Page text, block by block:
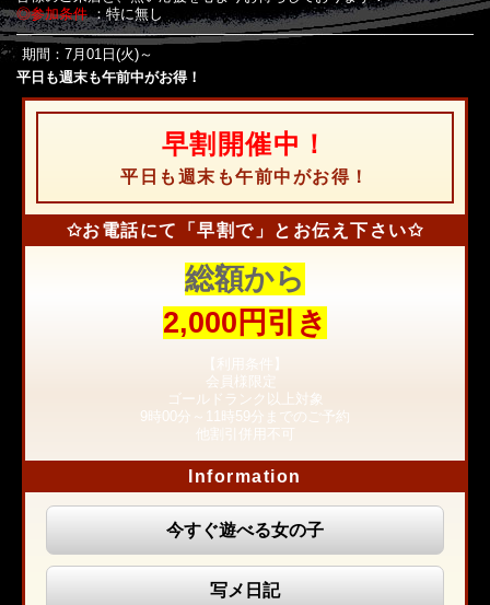
◎参加条件：特に無し
期間：7月01日(火)～
平日も週末も午前中がお得！
早割開催中！
平日も週末も午前中がお得！
✩お電話にて「早割で」とお伝え下さい✩
総額から
2,000円引き
【利用条件】
会員様限定
ゴールドランク以上対象
9時00分～11時59分までのご予約
他割引併用不可
Information
今すぐ遊べる女の子
写メ日記